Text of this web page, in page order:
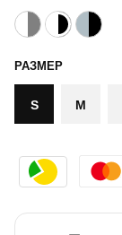
РАЗМЕР
S M